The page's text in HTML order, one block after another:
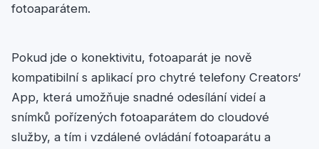
fotoaparátem.
Pokud jde o konektivitu, fotoaparát je nově
kompatibilní s aplikací pro chytré telefony Creators‘
App, která umožňuje snadné odesílání videí a
snímků pořízených fotoaparátem do cloudové
služby, a tím i vzdálené ovládání fotoaparátu a